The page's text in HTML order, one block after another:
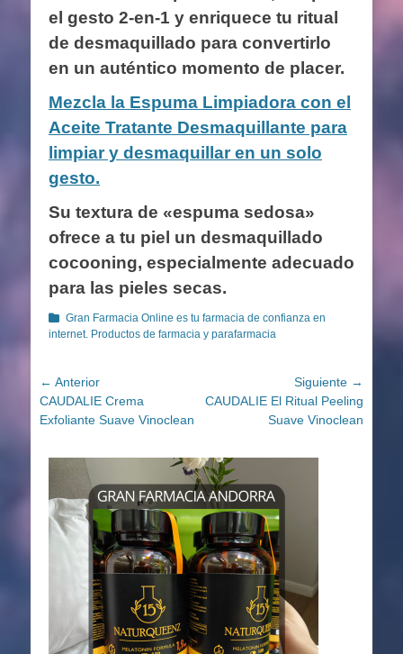
el gesto 2-en-1 y enriquece tu ritual
de desmaquillado para convertirlo
en un auténtico momento de placer.
Mezcla la Espuma Limpiadora con el
Aceite Tratante Desmaquillante para
limpiar y desmaquillar en un solo
gesto.
Su textura de «espuma sedosa»
ofrece a tu piel un desmaquillado
cocooning, especialmente adecuado
para las pieles secas.
Categorías
Gran Farmacia Online es tu farmacia de confianza en
internet. Productos de farmacia y parafarmacia
Navegación
de
entradas
← Anterior
Entrada
anterior:
CAUDALIE Crema
Exfoliante Suave Vinoclean
Siguiente →
Entrada
CAUDALIE El Ritual Peeling
Suave Vinoclean